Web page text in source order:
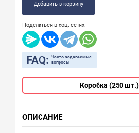
Добавить в корзину
Поделиться в соц. сетях:
FAQ: Часто задаваемые
вопросы
Коробка (250 шт.)
ОПИСАНИЕ